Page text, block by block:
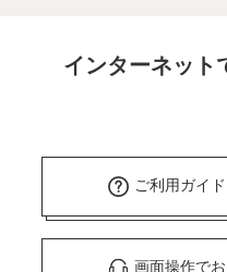
インターネット
ご利用ガイ
画面操作で